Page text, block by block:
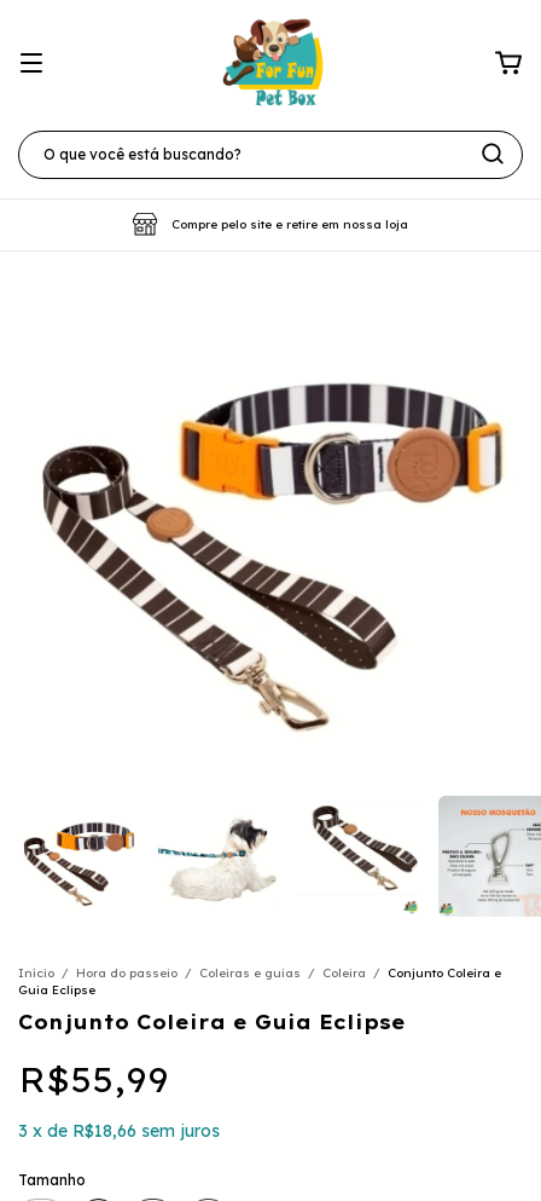
Compre pelo site e retire em nossa loja
Início / Hora do passeio / Coleiras e guias / Coleira /
Conjunto Coleira e
Guia Eclipse
Conjunto Coleira e Guia Eclipse
R$55,99
3 x de R$18,66 sem juros
Tamanho